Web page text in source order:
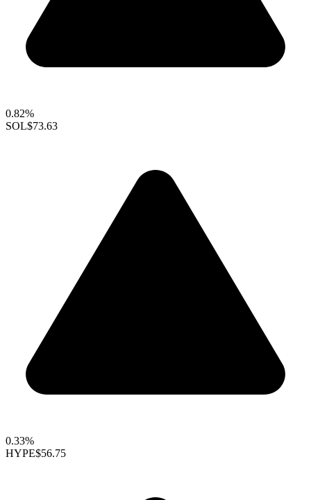
0.82%
SOL$73.63
0.33%
HYPE$56.75